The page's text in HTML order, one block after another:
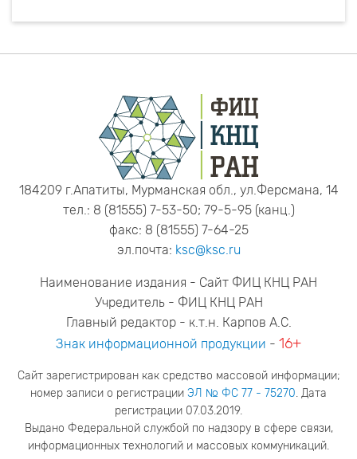
184209 г.Апатиты, Мурманская обл., ул.Ферсмана, 14
тел.: 8 (81555) 7-53-50; 79-5-95 (канц.)
факс: 8 (81555) 7-64-25
эл.почта: ksc@ksc.ru
Наименование издания - Сайт ФИЦ КНЦ РАН
Учредитель - ФИЦ КНЦ РАН
Главный редактор - к.т.н. Карпов А.С.
Знак информационной продукции - 16+
Сайт зарегистрирован как средство массовой информации;
номер записи о регистрации ЭЛ № ФС 77 - 75270. Дата
регистрации 07.03.2019.
Выдано Федеральной службой по надзору в сфере связи,
информационных технологий и массовых коммуникаций.